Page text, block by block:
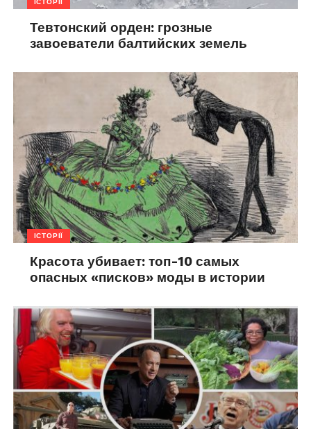
Тевтонский орден: грозные
завоеватели балтийских земель
ІСТОРІЇ
Красота убивает: топ-10 самых
опасных «писков» моды в истории